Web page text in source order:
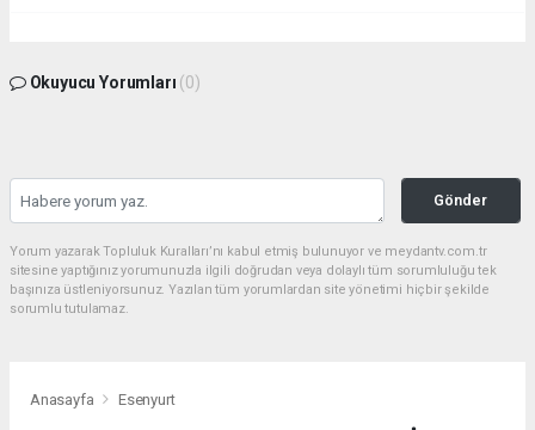
Okuyucu Yorumları (0)
Gönder
Yorum yazarak Topluluk Kuralları’nı kabul etmiş bulunuyor ve meydantv.com.tr
sitesine yaptığınız yorumunuzla ilgili doğrudan veya dolaylı tüm sorumluluğu tek
başınıza üstleniyorsunuz. Yazılan tüm yorumlardan site yönetimi hiçbir şekilde
sorumlu tutulamaz.
Anasayfa Esenyurt